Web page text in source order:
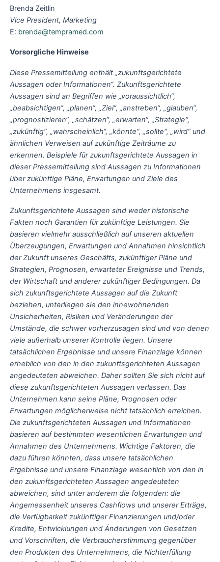
Brenda Zeitlin
Vice President, Marketing
E: brenda@tempramed.com
Vorsorgliche Hinweise
Diese Pressemitteilung enthält „zukunftsgerichtete
Aussagen oder Informationen“. Zukunftsgerichtete
Aussagen sind an Begriffen wie „voraussichtlich“,
„beabsichtigen“, „planen“, „Ziel“, „anstreben“, „glauben“,
„prognostizieren“, „schätzen“, „erwarten“, „Strategie“,
„zukünftig“, „wahrscheinlich“, „könnte“, „sollte“, „wird“ und
ähnlichen Verweisen auf zukünftige Zeiträume zu
erkennen. Beispiele für zukunftsgerichtete Aussagen in
dieser Pressemitteilung sind Aussagen zu Informationen
über zukünftige Pläne, Erwartungen und Ziele des
Unternehmens insgesamt.
Zukunftsgerichtete Aussagen sind weder historische
Fakten noch Garantien für zukünftige Leistungen. Sie
basieren vielmehr ausschließlich auf unseren aktuellen
Überzeugungen, Erwartungen und Annahmen hinsichtlich
der Zukunft unseres Geschäfts, zukünftiger Pläne und
Strategien, Prognosen, erwarteter Ereignisse und Trends,
der Wirtschaft und anderer zukünftiger Bedingungen. Da
sich zukunftsgerichtete Aussagen auf die Zukunft
beziehen, unterliegen sie den innewohnenden
Unsicherheiten, Risiken und Veränderungen der
Umstände, die schwer vorherzusagen sind und von denen
viele außerhalb unserer Kontrolle liegen. Unsere
tatsächlichen Ergebnisse und unsere Finanzlage können
erheblich von den in den zukunftsgerichteten Aussagen
angedeuteten abweichen. Daher sollten Sie sich nicht auf
diese zukunftsgerichteten Aussagen verlassen. Das
Unternehmen kann seine Pläne, Prognosen oder
Erwartungen möglicherweise nicht tatsächlich erreichen.
Die zukunftsgerichteten Aussagen und Informationen
basieren auf bestimmten wesentlichen Erwartungen und
Annahmen des Unternehmens. Wichtige Faktoren, die
dazu führen könnten, dass unsere tatsächlichen
Ergebnisse und unsere Finanzlage wesentlich von den in
den zukunftsgerichteten Aussagen angedeuteten
abweichen, sind unter anderem die folgenden: die
Angemessenheit unseres Cashflows und unserer Erträge,
die Verfügbarkeit zukünftiger Finanzierungen und/oder
Kredite, Entwicklungen und Änderungen von Gesetzen
und Vorschriften, die Verbraucherstimmung gegenüber
den Produkten des Unternehmens, die Nichterfüllung